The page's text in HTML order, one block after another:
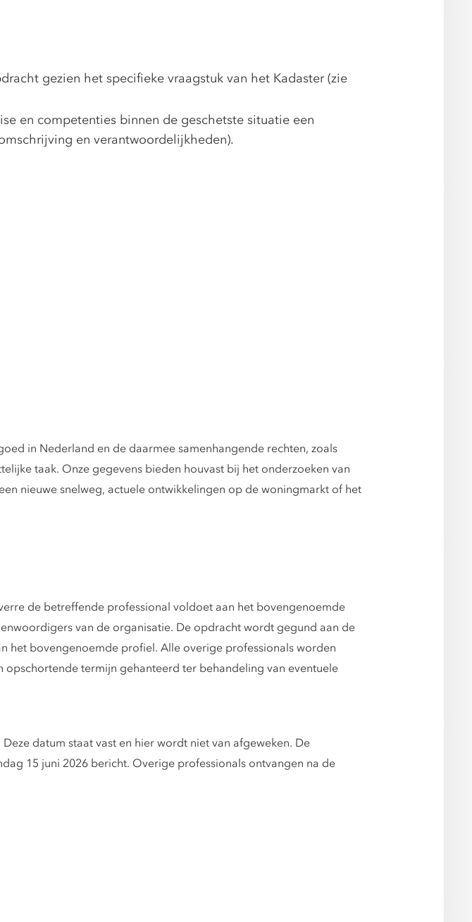
gezien het specifieke vraagstuk van het Kadaster (zie
en competenties binnen de geschetste situatie een
en verantwoordelijkheden).
in Nederland en de daarmee samenhangende rechten, zoals
taak. Onze gegevens bieden houvast bij het onderzoeken van
nieuwe snelweg, actuele ontwikkelingen op de woningmarkt of het
de betreffende professional voldoet aan het bovengenoemde
van de organisatie. De opdracht wordt gegund aan de
het bovengenoemde profiel. Alle overige professionals worden
termijn gehanteerd ter behandeling van eventuele
datum staat vast en hier wordt niet van afgeweken. De
15 juni 2026 bericht. Overige professionals ontvangen na de